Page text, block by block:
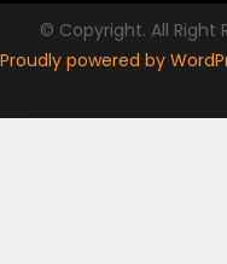
© Copyright. All Right
Proudly powered by